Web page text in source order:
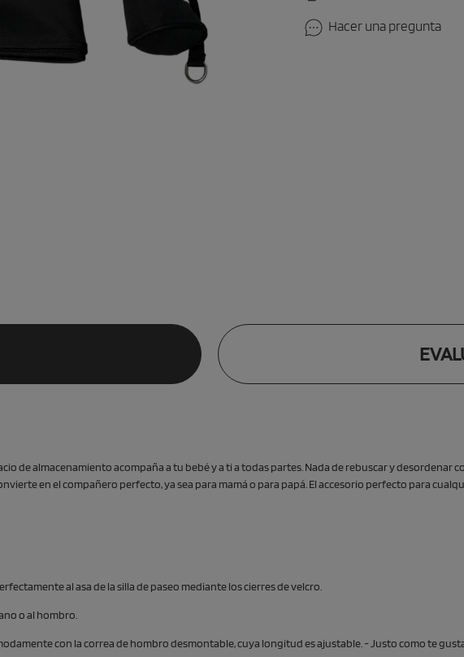
Hacer una pregunta
de almacenamiento acompaña a tu bebé y a ti a todas partes. Nada de rebuscar y desordenar
en el compañero perfecto, ya sea para mamá o para papá. El accesorio perfecto para
al asa de la silla de paseo mediante los cierres de velcro.
o al hombro.
con la correa de hombro desmontable, cuya longitud es ajustable. - Justo como te